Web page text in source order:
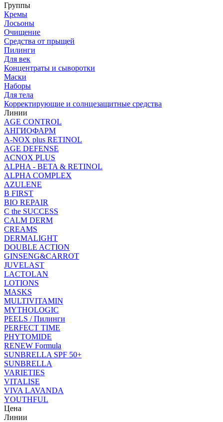
Группы
Кремы
Лосьоны
Очищение
Средства от прыщей
Пилинги
Для век
Концентраты и сыворотки
Маски
Наборы
Для тела
Корректирующие и солнцезащитные средства
Линии
AGE CONTROL
АНГИОФАРМ
A-NOX plus RETINOL
AGE DEFENSE
ACNOX PLUS
ALPHA - BETA & RETINOL
ALPHA COMPLEX
AZULENE
B FIRST
BIO REPAIR
C the SUCCESS
CALM DERM
CREAMS
DERMALIGHT
DOUBLE ACTION
GINSENG&CARROT
JUVELAST
LACTOLAN
LOTIONS
MASKS
MULTIVITAMIN
MYTHOLOGIC
PEELS / Пилинги
PERFECT TIME
PHYTOMIDE
RENEW Formula
SUNBRELLA SPF 50+
SUNBRELLA
VARIETIES
VITALISE
VIVA LAVANDA
YOUTHFUL
Цена
Линии